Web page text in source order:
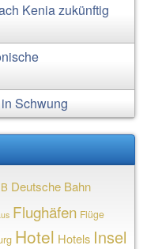
Kenia zukünftig
Schwung
Deutsche Bahn
Flughäfen Flüge
Hotel Hotels Insel